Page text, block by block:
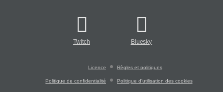
Twitch Bluesky
Licence Règles et politiques
Politique de confidentialité Politique d'utilisation des cookies